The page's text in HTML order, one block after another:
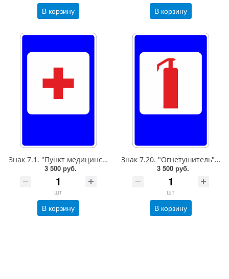
В корзину В корзину
Знак 7.1. "Пункт мeдицинcкoй пoмoщи",700*1050Тип А (1б) Микропризм. (7-9 лет)металл 0.8 мм
3 500 руб.
шт
В корзину
Знак 7.20. "Огнетушитель",700*1050Тип А (1б) Микропризм. (7-9 лет)металл 0.8 мм
3 500 руб.
шт
В корзину